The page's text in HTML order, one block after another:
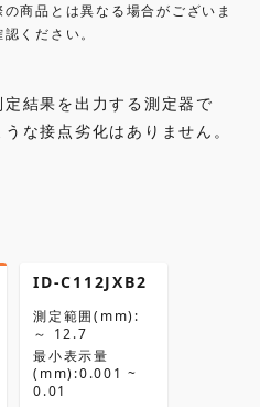
商品とは異なる場合がございま
ください。
結果を出力する測定器で
ID-C112JXB2
測定範囲(mm):
～ 12.7
最小表示量
(mm):0.001 ~
0.01